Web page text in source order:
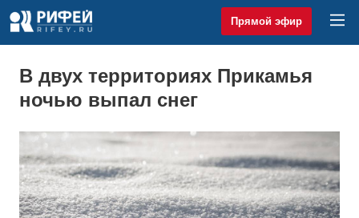
Прямой эфир
В двух территориях Прикамья
ночью выпал снег